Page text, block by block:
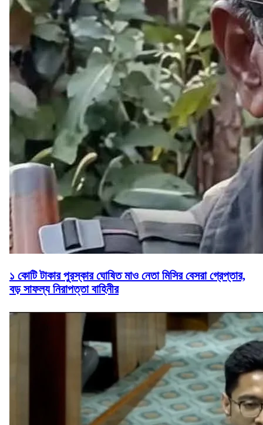
১ কোটি টাকার পুরস্কার ঘোষিত মাও নেতা মিসির বেসরা গ্রেপ্তার,
বড় সাফল্য নিরাপত্তা বাহিনীর